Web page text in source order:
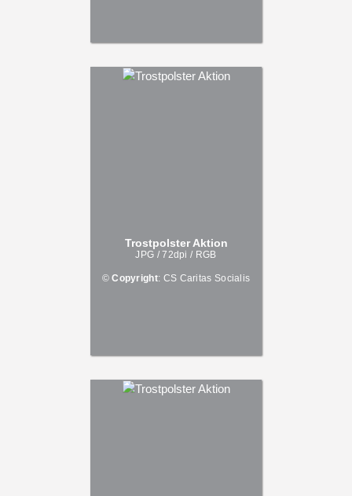
Trostpolster Aktion
JPG / 72dpi / RGB
©Copyright: CS Caritas Socialis